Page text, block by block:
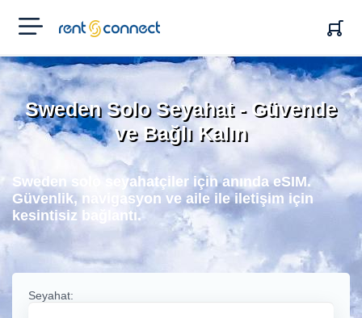
RENT'N
CONNECT
Sweden Solo Seyahat - Güvende
ve Bağlı Kalın
Sweden solo seyahatçiler için anında eSIM.
Güvenlik, navigasyon ve aile ile iletişim için
kesintisiz bağlantı.
Seyahat: